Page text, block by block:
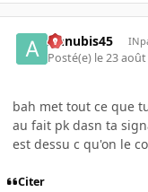
Annubis45
Posté(e) le 23
bah met tout ce que
au fait pk dasn ta
est dessu c qu'on le
Citer